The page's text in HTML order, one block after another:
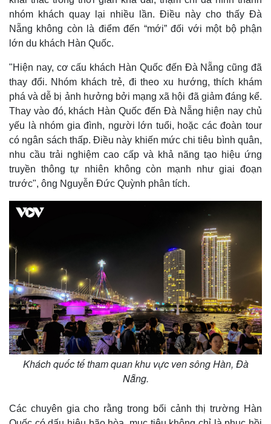
Tỷ giá
Chứng khoán
nhóm khách quay lại nhiều lần. Điều này cho thấy Đà
Nẵng không còn là điểm đến “mới” đối với một bộ phận
lớn du khách Hàn Quốc.
"Hiện nay, cơ cấu khách Hàn Quốc đến Đà Nẵng cũng đã
thay đổi. Nhóm khách trẻ, đi theo xu hướng, thích khám
phá và dễ bị ảnh hưởng bởi mạng xã hội đã giảm đáng kể.
Thay vào đó, khách Hàn Quốc đến Đà Nẵng hiện nay chủ
yếu là nhóm gia đình, người lớn tuổi, hoặc các đoàn tour
có ngân sách thấp. Điều này khiến mức chi tiêu bình quân,
nhu cầu trải nghiệm cao cấp và khả năng tạo hiệu ứng
truyền thông tự nhiên không còn mạnh như giai đoạn
trước", ông Nguyễn Đức Quỳnh phân tích.
Khách quốc tế tham quan khu vực ven sông Hàn, Đà
Nẵng.
Các chuyên gia cho rằng trong bối cảnh thị trường Hàn